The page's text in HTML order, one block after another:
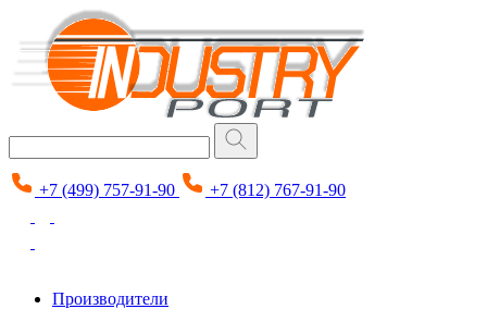
+7 (499) 757-91-90 +7 (812) 767-91-90
Производители